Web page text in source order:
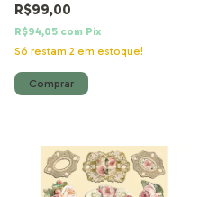
R$99,00
R$94,05 com Pix
Só restam 2 em estoque!